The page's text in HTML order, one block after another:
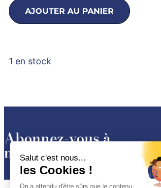
AJOUTER AU PANIER
1 en stock
Abonnez-vous à
notre newsletter